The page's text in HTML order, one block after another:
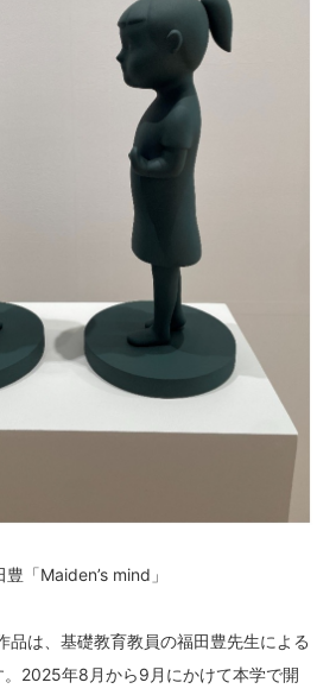
豊「Maiden’s mind」
品は、基礎教育教員の福田豊先生による
。2025年8月から9月にかけて本学で開